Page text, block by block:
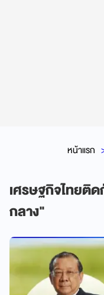
หน้าแรก
เศรษฐกิจไทยติ
กลาง"